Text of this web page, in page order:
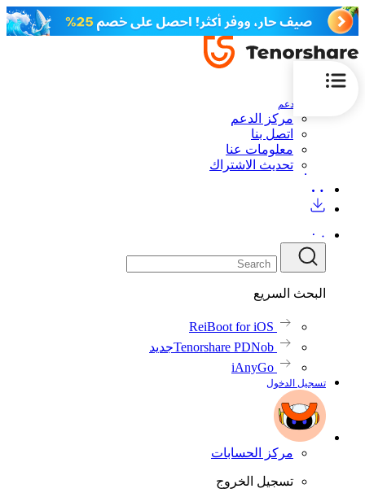
الدعم
مركز الدعم
اتصل بنا
معلومات عنا
تحديث الاشتراك
البحث السريع
ReiBoot for iOS
Tenorshare PDNobجديد
iAnyGo
تسجيل الدخول
مركز الحسابات
تسجيل الخروج